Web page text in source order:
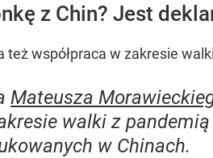
z Chin? Jest
współpraca w zakresie
Mateusza
walki z
w Chinach.